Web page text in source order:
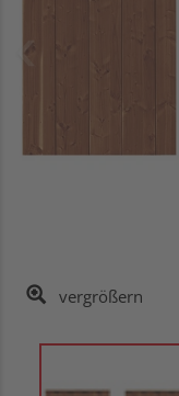
vergrößern